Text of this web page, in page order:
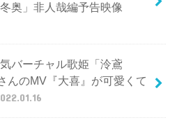
冬奥」非人哉編予告映像
バーチャル歌姫「泠鳶
んのMV『大喜』が可愛くて